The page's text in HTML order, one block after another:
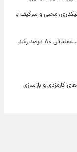
محبی و سرگیف با
تغییر مثبت در عملکرد مالی بانک صادرات ایران/ درآمد عملیاتی ۸۰ درصد رشد
کارمزدی و بازسازی